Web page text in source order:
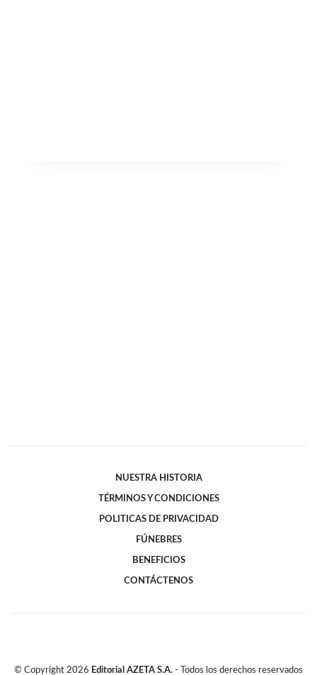
NUESTRA HISTORIA
TÉRMINOS Y CONDICIONES
POLITICAS DE PRIVACIDAD
FÚNEBRES
BENEFICIOS
CONTÁCTENOS
© Copyright 2026 Editorial AZETA S.A. - Todos los derechos reservados